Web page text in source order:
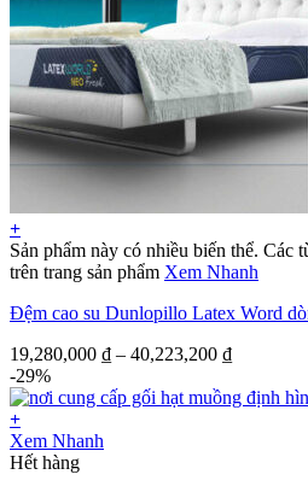
+
Sản phẩm này có nhiều biến thể. Các
trên trang sản phẩm Xem Nhanh
Đệm cao su Dunlopillo Latex Word
19,280,000 ₫ – 40,223,200 ₫
-29%
+
Xem Nhanh
Hết hàng